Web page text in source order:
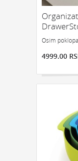
Osim
4999.00